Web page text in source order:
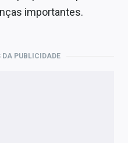
importantes.
PUBLICIDADE